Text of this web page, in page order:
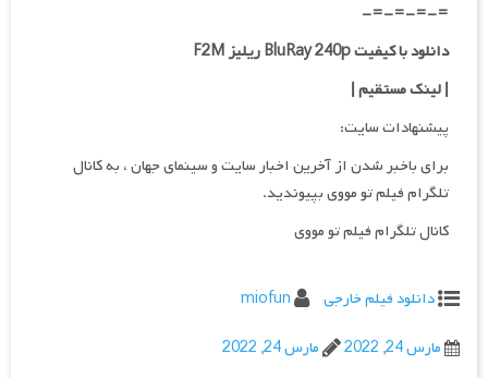
=-=-=-=-
دانلود با کیفیت BluRay 240p ریلیز F2M
| لینک مستقیم|
پیشنهادات سایت:
برای باخبر شدن از آخرین اخبار سایت و سینمای جهان ، به کانال
تلگرام فیلم تو مووی بپیوندید.
کانال تلگرام فیلم تو مووی
دانلود فیلم خارجی
miofun
مارس 24, 2022
مارس 24, 2022